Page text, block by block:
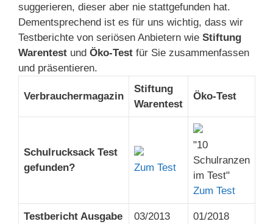
suggerieren, dieser aber nie stattgefunden hat.
Dementsprechend ist es für uns wichtig, dass wir
Testberichte von seriösen Anbietern wie Stiftung
Warentest und Öko-Test für Sie zusammenfassen
und präsentieren.
Verbrauchermagazin
Stiftung
Warentest
Öko-Test
Schulrucksack Test
gefunden?
Zum Test
"10
Schulranzen
im Test"
Zum Test
Testbericht Ausgabe 03/2013 01/2018